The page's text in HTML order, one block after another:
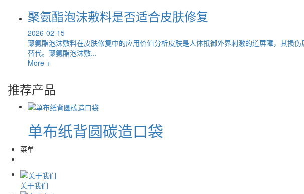
聚氨酯泡沫敷料是否适合皮肤修复
2026-02-15
聚氨酯泡沫敷料在皮肤修复中的应用价值分析皮肤是人体抵御外界刺激的道屏障，其损
替代。聚氨酯泡沫敷...
More +
推荐产品
单布纸背圆碳造口袋
菜单
关于我们